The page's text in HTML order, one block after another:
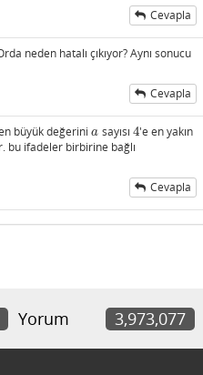
Cevapla
neden hatalı çıkıyor? Aynı sonucu
Cevapla
büyük değerinia
a sayısı 4
4'e en yakın
bu ifadeler birbirine bağlı
Cevapla
Yorum 3,973,077